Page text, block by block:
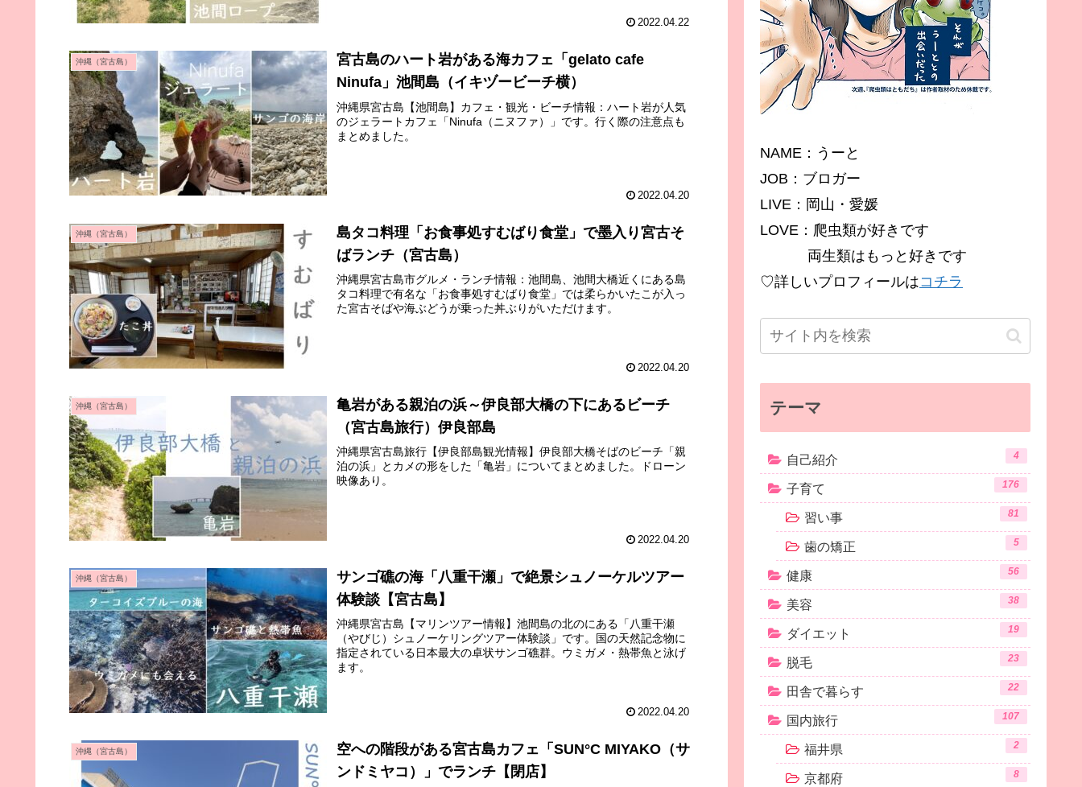
2022.04.22
沖縄（宮古島）
宮古島のハート岩がある海カフェ「gelato cafe
Ninufa」池間島（イキヅービーチ横）
沖縄県宮古島【池間島】カフェ・観光・ビーチ情報：ハート岩が人気
のジェラートカフェ「Ninufa（ニヌファ）」です。行く際の注意点も
まとめました。
2022.04.20
沖縄（宮古島）
島タコ料理「お食事処すむばり食堂」で墨入り宮古そ
ばランチ（宮古島）
沖縄県宮古島市グルメ・ランチ情報：池間島、池間大橋近くにある島
タコ料理で有名な「お食事処すむばり食堂」では柔らかいたこが入っ
た宮古そばや海ぶどうが乗った丼ぶりがいただけます。
2022.04.20
沖縄（宮古島）
亀岩がある親泊の浜～伊良部大橋の下にあるビーチ
（宮古島旅行）伊良部島
沖縄県宮古島旅行【伊良部島観光情報】伊良部大橋そばのビーチ「親
泊の浜」とカメの形をした「亀岩」についてまとめました。ドローン
映像あり。
2022.04.20
沖縄（宮古島）
サンゴ礁の海「八重干瀬」で絶景シュノーケルツアー
体験談【宮古島】
沖縄県宮古島【マリンツアー情報】池間島の北のにある「八重干瀬
（やびじ）シュノーケリングツアー体験談」です。国の天然記念物に
指定されている日本最大の卓状サンゴ礁群。ウミガメ・熱帯魚と泳げ
ます。
2022.04.20
沖縄（宮古島）
空への階段がある宮古島カフェ「SUN°C MIYAKO（サ
ンドミヤコ）」でランチ【閉店】
NAME：うーと
JOB：ブロガー
LIVE：岡山・愛媛
LOVE：爬虫類が好きです
両生類はもっと好きです
♡詳しいプロフィールはコチラ
テーマ
自己紹介 4
子育て 176
習い事 81
歯の矯正 5
健康 56
美容 38
ダイエット 19
脱毛 23
田舎で暮らす 22
国内旅行 107
福井県 2
京都府 8